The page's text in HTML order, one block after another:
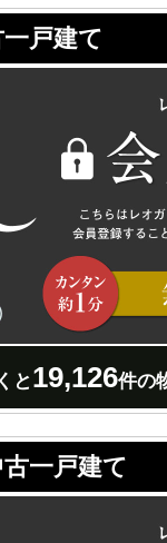
戸建て
と19,126件の
一戸建て